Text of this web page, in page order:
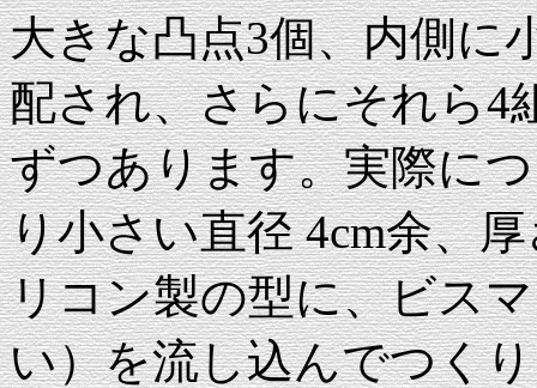
大きな凸点3個、内側に
配され、さらにそれら4
ずつあります。実際に
り小さい直径 4cm余、
リコン製の型に、ビス
い）を流し込んでつく